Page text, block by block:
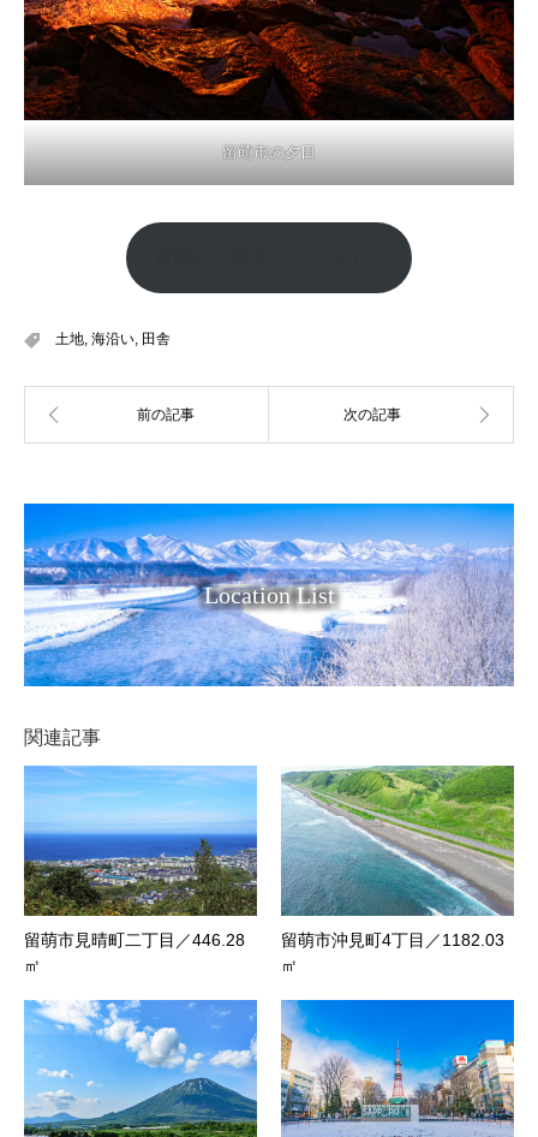
留萌市の夕日
土地, 海沿い, 田舎
Location List
関連記事
留萌市見晴町二丁目／446.28
㎡
留萌市沖見町4丁目／1182.03
㎡